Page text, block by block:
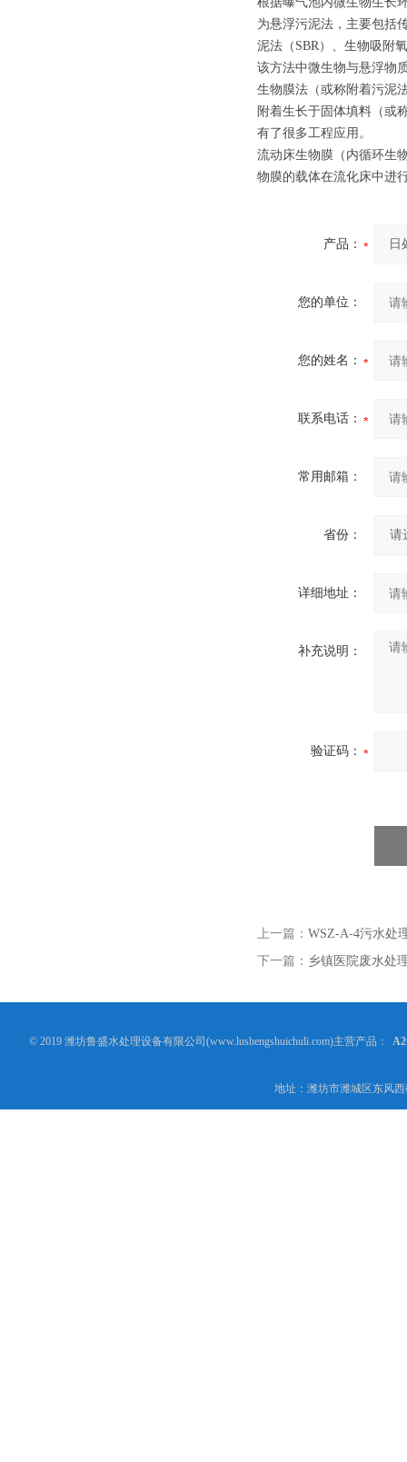
为悬浮污泥法，主要包括
泥法（SBR）、生物吸附
该方法中微生物与悬浮物
生物膜法（或称附着污泥
附着生长于固体填料（或
有了很多工程应用。
流动床生物膜（内循环生
物膜的载体在流化床中进
产品：
您的单位：
您的姓名：
联系电话：
常用邮箱：
省份：
详细地址：
补充说明：
验证码：
上一篇： WSZ-A-4污水处
下一篇： 乡镇医院废水处
© 2019 潍坊鲁盛水处理设备有限公司(www.lushengshuichuli.com)主营产品：
地址：潍坊市潍城区东风